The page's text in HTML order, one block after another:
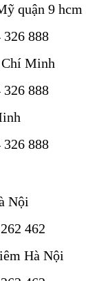
quận 9 hcm
888
Chí Minh
888
888
Nội
462
Hà Nội